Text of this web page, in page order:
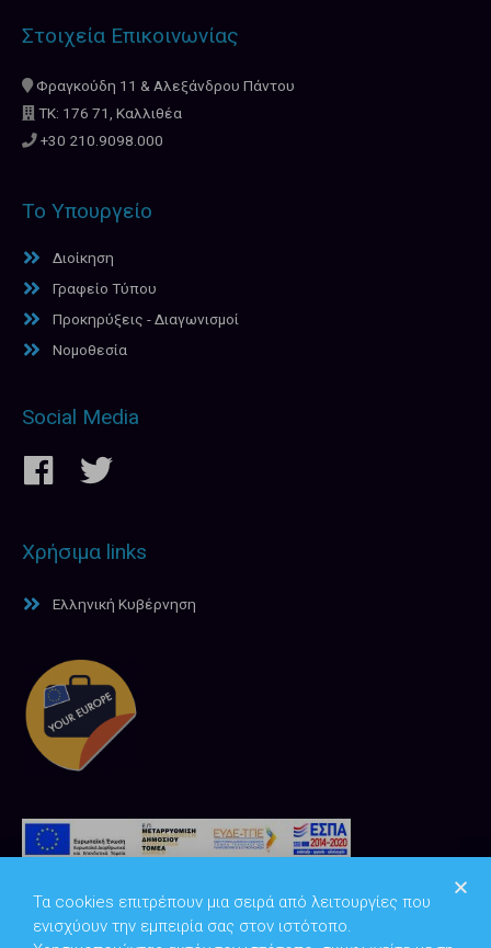
Στοιχεία Επικοινωνίας
Φραγκούδη 11 & Αλεξάνδρου Πάντου
ΤΚ: 176 71, Καλλιθέα
+30 210.9098.000
Το Υπουργείο
Διοίκηση
Γραφείο Τύπου
Προκηρύξεις - Διαγωνισμοί
Νομοθεσία
Social Media
Χρήσιμα links
Ελληνική Κυβέρνηση
Τα cookies επιτρέπουν μια σειρά από λειτουργίες που
ενισχύουν την εμπειρία σας στον ιστότοπο.